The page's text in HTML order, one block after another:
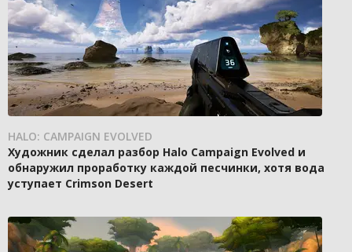
HALO: CAMPAIGN EVOLVED
Художник сделал разбор Halo Campaign Evolved и
обнаружил проработку каждой песчинки, хотя вода
уступает Crimson Desert